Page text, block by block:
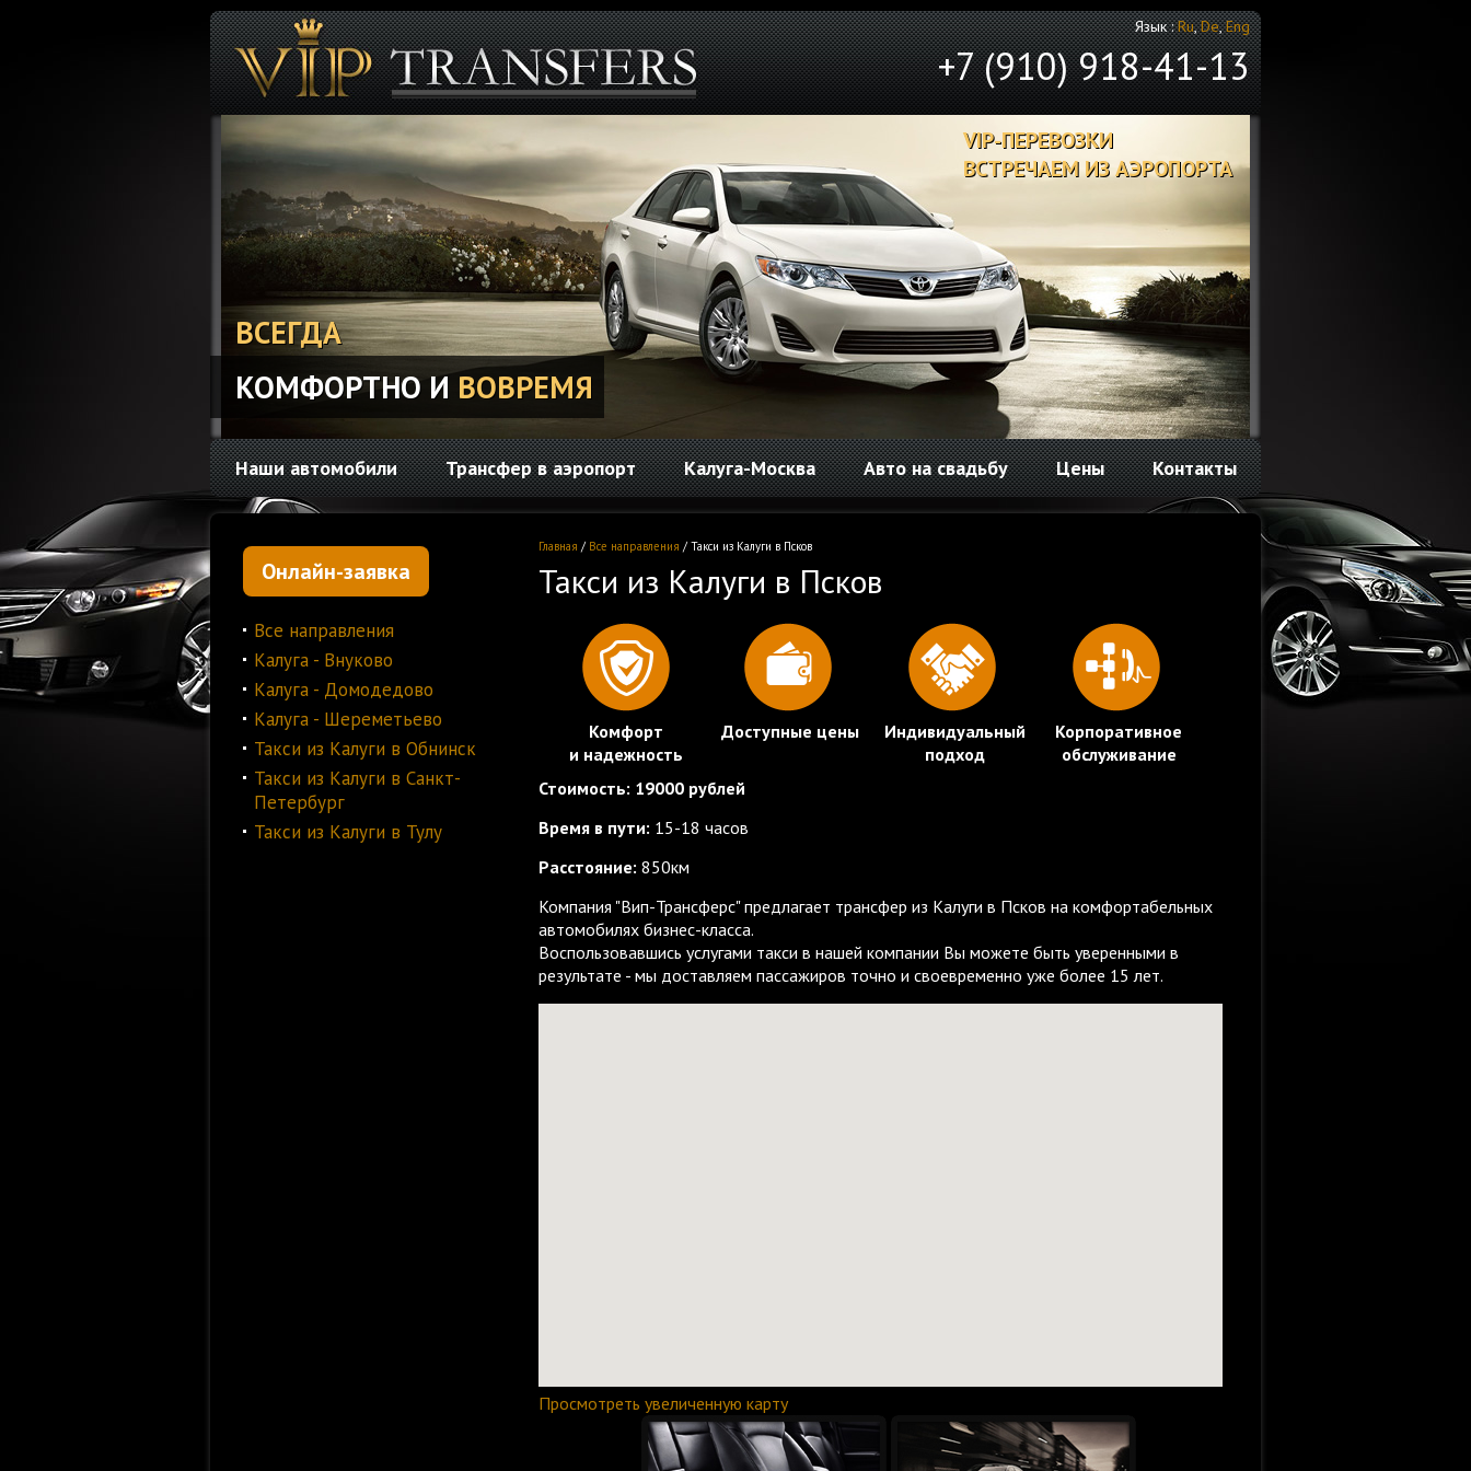
Язык :Ru,De,Eng
+7 (910) 918-41-13
VIP-ПЕРЕВОЗКИ
ВСТРЕЧАЕМ ИЗ АЭРОПОРТА
ВСЕГДА
КОМФОРТНО ИВОВРЕМЯ
Наши автомобили Трансфер в аэропорт Калуга-Москва Авто на свадьбу Цены Контакты
Онлайн-заявка
Все направления
Калуга - Внуково
Калуга - Домодедово
Калуга - Шереметьево
Такси из Калуги в Обнинск
Такси из Калуги в Санкт-
Петербург
Такси из Калуги в Тулу
Главная / Все направления / Такси из Калуги в Псков
Такси из Калуги в Псков
Комфорт
и надежность
Доступные цены
Индивидуальный
подход
Корпоративное
обслуживание
Стоимость: 19000 рублей
Время в пути: 15-18 часов
Расстояние: 850км
Компания "Вип-Трансферс" предлагает трансфер из Калуги в Псков на комфортабельных
автомобилях бизнес-класса.
Воспользовавшись услугами такси в нашей компании Вы можете быть уверенными в
результате - мы доставляем пассажиров точно и своевременно уже более 15 лет.
Просмотреть увеличенную карту